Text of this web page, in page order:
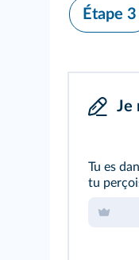
Étape 3
Je
Tu es
tu